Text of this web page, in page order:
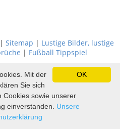
| Sitemap | Lustige Bilder, lustige
| Fußball Tippspiel
OK
Mit der
Sie sich
Cookies sowie unserer
einverstanden. Unsere